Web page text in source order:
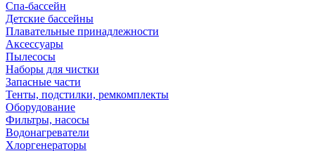
Спа-бассейн
Детские бассейны
Плавательные принадлежности
Аксессуары
Пылесосы
Наборы для чистки
Запасные части
Тенты, подстилки, ремкомплекты
Оборудование
Фильтры, насосы
Водонагреватели
Хлоргенераторы